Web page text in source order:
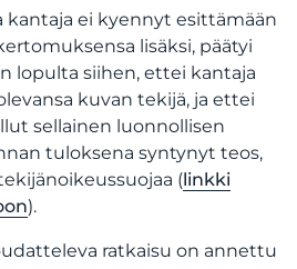
kantaja ei kyennyt esittämään
lisäksi, päätyi
lopulta siihen, ettei kantaja
kuvan tekijä, ja ettei
sellainen luonnollisen
tuloksena syntynyt teos,
(linkki
).
ratkaisu on annettu